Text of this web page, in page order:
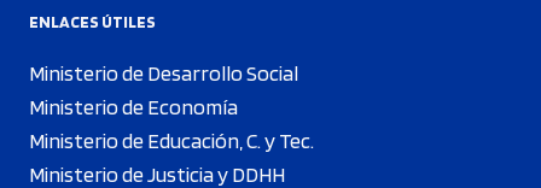
ENLACES ÚTILES
Ministerio de Desarrollo Social
Ministerio de Economía
Ministerio de Educación, C. y Tec.
Ministerio de Justicia y DDHH